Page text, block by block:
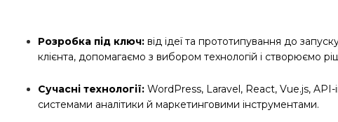
Розробка під ключ: від ідеї та прототипування до
клієнта, допомагаємо з вибором технологій і створюємо
Сучасні технології: WordPress, Laravel, React, Vue.js, API-
системами аналітики й маркетинговими інструментами.